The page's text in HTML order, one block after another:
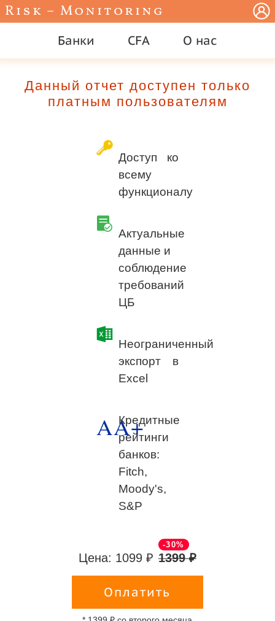
Risk – Monitoring
Банки CFA О нас
Данный отчет доступен только
платным пользователям
Доступ ко
всему
функционалу
Актуальные
данные и
соблюдение
требований
ЦБ
Неограниченный
экспорт в
Excel
AA+
Кредитные
рейтинги
банков:
Fitch,
Moody's,
S&P
Цена: 1099 ₽ 1399 ₽
-30%
Оплатить